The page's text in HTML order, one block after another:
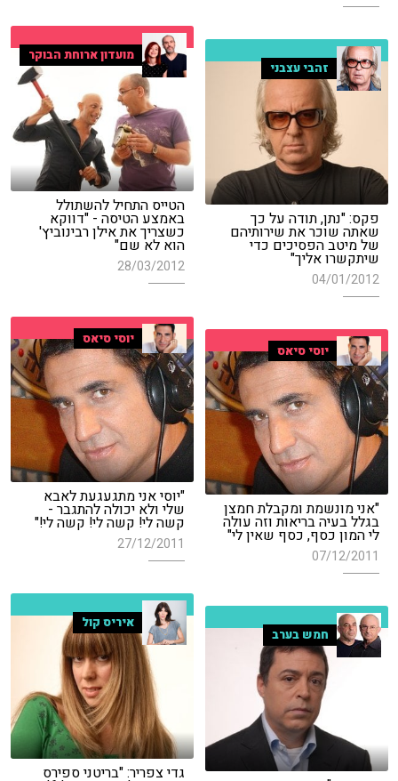
מועדון ארוחת הבוקר
הטייס התחיל להשתולל
באמצע הטיסה - "דווקא
כשצריך את אילן רבינוביץ'
הוא לא שם"
28/03/2012
זהבי עצבני
פקס: "נתן, תודה על כך
שאתה שוכר את שירותיהם
של מיטב הפסיכים כדי
שיתקשרו אליך"
04/01/2012
יוסי סיאס
"יוסי אני מתגעגעת לאבא
שלי ולא יכולה להתגבר -
קשה לי! קשה לי! קשה לי!"
27/12/2011
יוסי סיאס
"אני מונשמת ומקבלת חמצן
בגלל בעיה בריאות וזה עולה
לי המון כסף, כסף שאין לי"
07/12/2011
איריס קול
גדי צפריר: "בריטני ספירס
חמש בערב